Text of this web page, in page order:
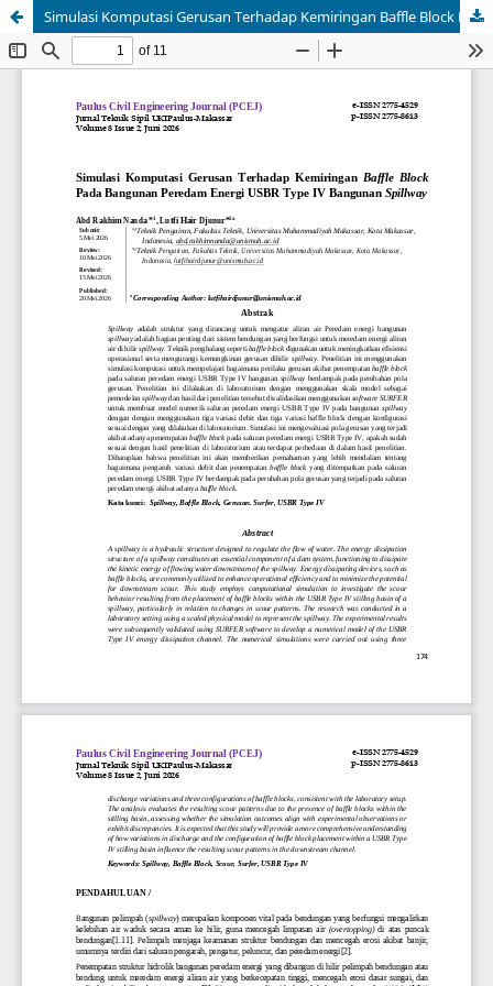
Simulasi Komputasi Gerusan Terhadap Kemiringan Baffle Block Pada Bangunan Peredam Energi USBR Type IV Bangunan Spillway